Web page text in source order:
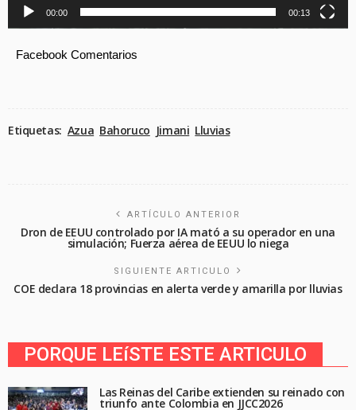
00:00 00:13
Facebook Comentarios
Etiquetas: Azua Bahoruco Jimani Lluvias
ARTÍCULO ANTERIOR
Dron de EEUU controlado por IA mató a su operador en una
simulación; Fuerza aérea de EEUU lo niega
SIGUIENTE ARTICULO
COE declara 18 provincias en alerta verde y amarilla por lluvias
PORQUE LEíSTE ESTE ARTICULO
Las Reinas del Caribe extienden su reinado con
triunfo ante Colombia en JJCC2026